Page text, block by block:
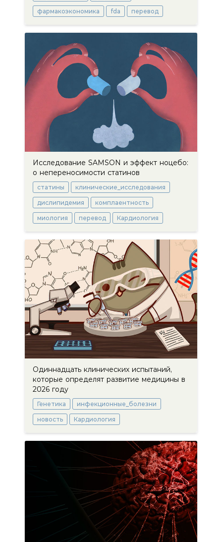
фармакоэкономика fda перевод
Исследование SAMSON и эффект ноцебо:
о непереносимости статинов
статины клинические_исследования
дислипидемия комплаентность
миология перевод Кардиология
Одиннадцать клинических испытаний,
которые определят развитие медицины в
2026 году
Генетика инфекционные_болезни
новость Кардиология